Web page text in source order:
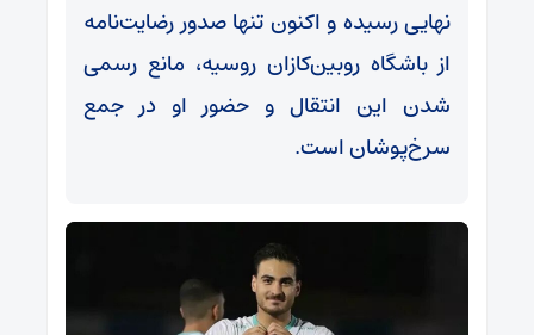
نهایی رسیده و اکنون تنها صدور رضایت‌نامه
از باشگاه روبین‌کازان روسیه، مانع رسمی
شدن این انتقال و حضور او در جمع
سرخ‌پوشان است.